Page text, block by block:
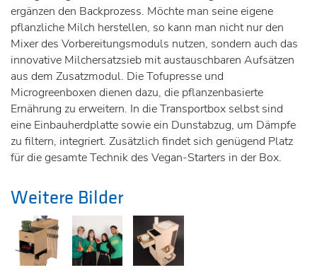
ergänzen den Backprozess. Möchte man seine eigene
pflanzliche Milch herstellen, so kann man nicht nur den
Mixer des Vorbereitungsmoduls nutzen, sondern auch das
innovative Milchersatzsieb mit austauschbaren Aufsätzen
aus dem Zusatzmodul. Die Tofupresse und
Microgreenboxen dienen dazu, die pflanzenbasierte
Ernährung zu erweitern. In die Transportbox selbst sind
eine Einbauherdplatte sowie ein Dunstabzug, um Dämpfe
zu filtern, integriert. Zusätzlich findet sich genügend Platz
für die gesamte Technik des Vegan-Starters in der Box.
Weitere Bilder